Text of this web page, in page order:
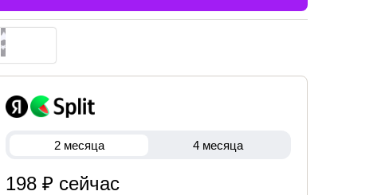
2 месяца 4 месяца
198 ₽ сейчас